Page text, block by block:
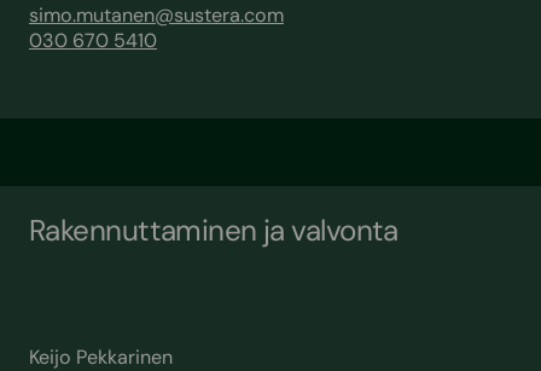
simo.mutanen@sustera.com
030 670 5410
Rakennuttaminen ja valvonta
Keijo Pekkarinen